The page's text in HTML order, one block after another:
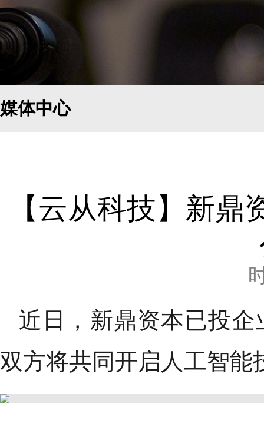
媒体中心
【云从科技】新
近日，新鼎资本已投企
双方将共同开启人工智能